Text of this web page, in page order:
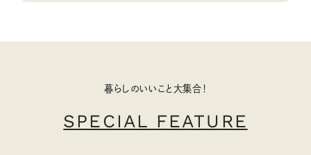
暮らしのいいこと大集合！
SPECIAL FEATURE